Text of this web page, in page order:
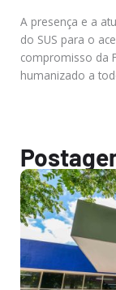
A presença e a
do SUS para o
compromisso da
humanizado a